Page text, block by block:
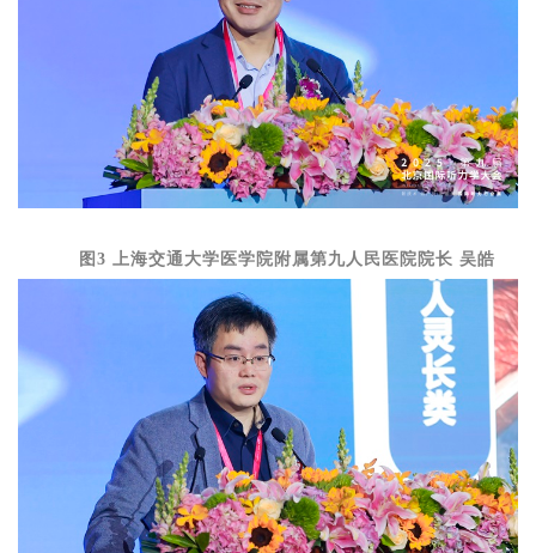
图3 上海交通大学医学院附属第九人民医院院长 吴皓